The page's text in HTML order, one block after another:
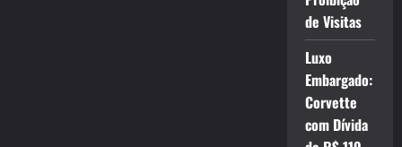
de Visitas
Luxo
Embargado:
Corvette
com Dívida